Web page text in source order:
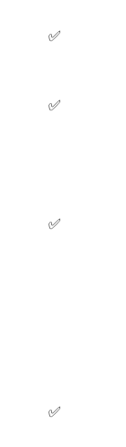
✅
✅
✅
✅